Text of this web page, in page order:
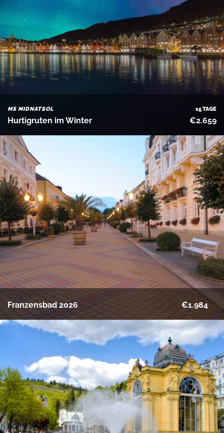
MS MIDNATSOL
Hurtigruten im Winter
15 TAGE
€2.659
Franzensbad 2026 €1.984